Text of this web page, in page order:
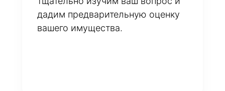
дадим предварительную оценку
вашего имущества.